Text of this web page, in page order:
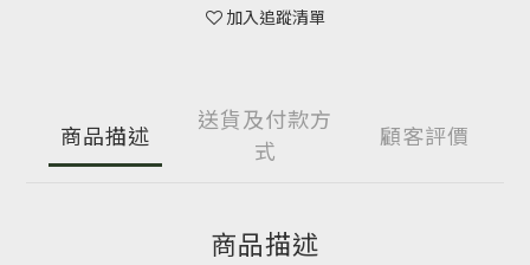
加入追蹤清單
商品描述
送貨及付款方
式
顧客評價
商品描述